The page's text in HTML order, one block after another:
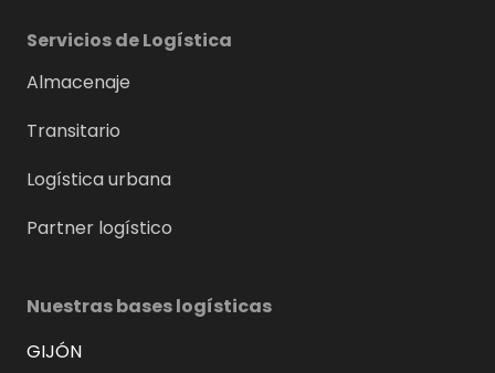
Servicios de Logística
Almacenaje
Transitario
Logística urbana
Partner logístico
Nuestras bases logísticas
GIJÓN